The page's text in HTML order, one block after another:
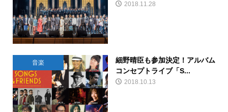
2018.11.28
音楽
細野晴臣も参加決定！アルバム
コンセプトライブ「S...
2018.10.13